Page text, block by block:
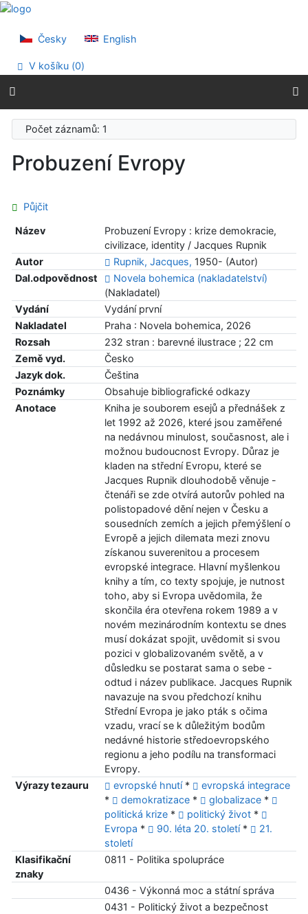
Přejít na obsah
Prohlášení o webové přístupnosti
Česky English
V košíku (0)
Počet záznamů: 1
Probuzení Evropy
Půjčit
Název
Probuzení Evropy : krize demokracie,
civilizace, identity / Jacques Rupnik
Autor
Rupnik, Jacques, 1950- (Autor)
Dal.odpovědnost
Novela bohemica (nakladatelství)
(Nakladatel)
Vydání
Vydání první
Nakladatel
Praha : Novela bohemica, 2026
Rozsah
232 stran : barevné ilustrace ; 22 cm
Země vyd.
Česko
Jazyk dok.
Čeština
Poznámky
Obsahuje bibliografické odkazy
Anotace
Kniha je souborem esejů a přednášek z
let 1992 až 2026, které jsou zaměřené
na nedávnou minulost, současnost, ale i
možnou budoucnost Evropy. Důraz je
kladen na střední Evropu, které se
Jacques Rupnik dlouhodobě věnuje -
čtenáři se zde otvírá autorův pohled na
polistopadové dění nejen v Česku a
sousedních zemích a jejich přemýšlení o
Evropě a jejich dilemata mezi znovu
získanou suverenitou a procesem
evropské integrace. Hlavní myšlenkou
knihy a tím, co texty spojuje, je nutnost
toho, aby si Evropa uvědomila, že
skončila éra otevřena rokem 1989 a v
novém mezinárodním kontextu se dnes
musí dokázat spojit, uvědomit si svou
pozici v globalizovaném světě, a v
důsledku se postarat sama o sebe -
odtud i název publikace. Jacques Rupnik
navazuje na svou předchozí knihu
Střední Evropa je jako pták s očima
vzadu, vrací se k důležitým bodům
nedávné historie středoevropského
regionu a jeho podílu na transformaci
Evropy.
Výrazy tezauru
evropské hnutí*
evropská integrace
*
demokratizace* globalizace*
politická krize* politický život*
Evropa * 90. léta 20. století*
21.
století
Klasifikační
znaky
0811 - Politika spolupráce
0436 - Výkonná moc a státní správa
0431 - Politický život a bezpečnost